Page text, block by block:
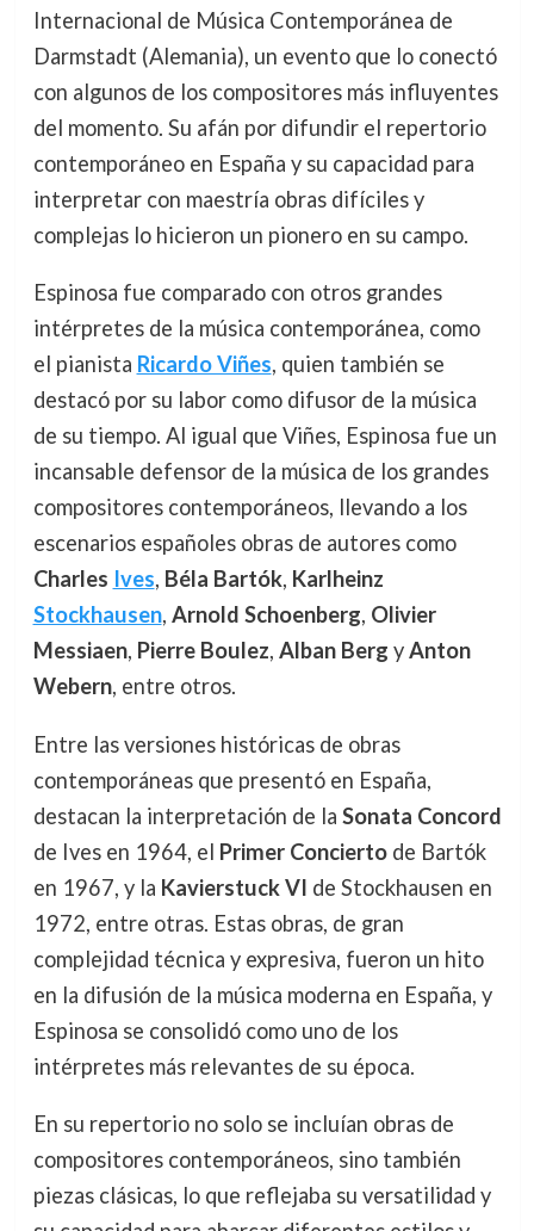
Internacional de Música Contemporánea de
Darmstadt (Alemania), un evento que lo conectó
con algunos de los compositores más influyentes
del momento. Su afán por difundir el repertorio
contemporáneo en España y su capacidad para
interpretar con maestría obras difíciles y
complejas lo hicieron un pionero en su campo.
Espinosa fue comparado con otros grandes
intérpretes de la música contemporánea, como
el pianista Ricardo Viñes, quien también se
destacó por su labor como difusor de la música
de su tiempo. Al igual que Viñes, Espinosa fue un
incansable defensor de la música de los grandes
compositores contemporáneos, llevando a los
escenarios españoles obras de autores como
Charles Ives, Béla Bartók, Karlheinz
Stockhausen, Arnold Schoenberg, Olivier
Messiaen, Pierre Boulez, Alban Berg yAnton
Webern, entre otros.
Entre las versiones históricas de obras
contemporáneas que presentó en España,
destacan la interpretación de la Sonata Concord
de Ives en 1964, el Primer Conciertode Bartók
en 1967, y la Kavierstuck VI de Stockhausen en
1972, entre otras. Estas obras, de gran
complejidad técnica y expresiva, fueron un hito
en la difusión de la música moderna en España, y
Espinosa se consolidó como uno de los
intérpretes más relevantes de su época.
En su repertorio no solo se incluían obras de
compositores contemporáneos, sino también
piezas clásicas, lo que reflejaba su versatilidad y